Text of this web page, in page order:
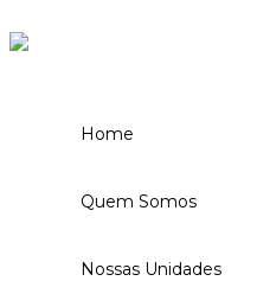
Home
Quem Somos
Nossas Unidades